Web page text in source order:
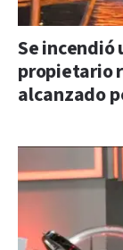
Se incendió
propietario
alcanzado